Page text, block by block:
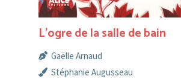
L’ogre de la salle de bain
Gaëlle Arnaud
Stéphanie Augusseau